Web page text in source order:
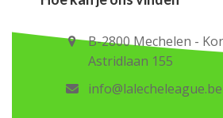
B-2800 Mechelen -
Astridlaan 155
info@lalecheleague.be